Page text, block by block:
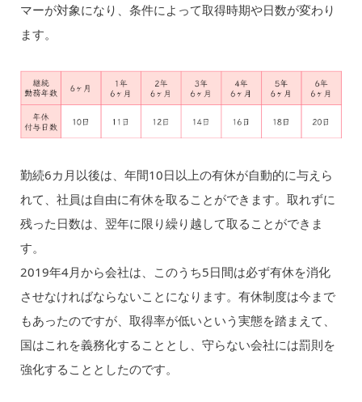
マーが対象になり、条件によって取得時期や日数が変わり
ます。
勤続6カ月以後は、年間10日以上の有休が自動的に与えら
れて、社員は自由に有休を取ることができます。取れずに
残った日数は、翌年に限り繰り越して取ることができま
す。
2019年4月から会社は、このうち5日間は必ず有休を消化
させなければならないことになります。有休制度は今まで
もあったのですが、取得率が低いという実態を踏まえて、
国はこれを義務化することとし、守らない会社には罰則を
強化することとしたのです。